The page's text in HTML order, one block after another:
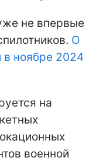
не впервые
О
в ноябре 2024
на
военной